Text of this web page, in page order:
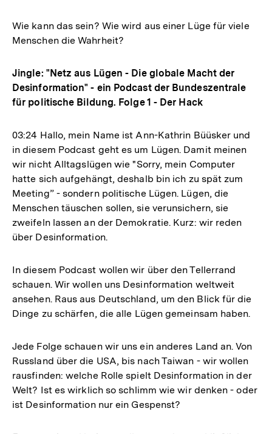
Wie kann das sein? Wie wird aus einer Lüge für viele
Menschen die Wahrheit?
Jingle: "Netz aus Lügen - Die globale Macht der
Desinformation" - ein Podcast der Bundeszentrale
für politische Bildung. Folge 1 - Der Hack
03:24 Hallo, mein Name ist Ann-Kathrin Büüsker und
in diesem Podcast geht es um Lügen. Damit meinen
wir nicht Alltagslügen wie "Sorry, mein Computer
hatte sich aufgehängt, deshalb bin ich zu spät zum
Meeting” - sondern politische Lügen. Lügen, die
Menschen täuschen sollen, sie verunsichern, sie
zweifeln lassen an der Demokratie. Kurz: wir reden
über Desinformation.
In diesem Podcast wollen wir über den Tellerrand
schauen. Wir wollen uns Desinformation weltweit
ansehen. Raus aus Deutschland, um den Blick für die
Dinge zu schärfen, die alle Lügen gemeinsam haben.
Jede Folge schauen wir uns ein anderes Land an. Von
Russland über die USA, bis nach Taiwan - wir wollen
rausfinden: welche Rolle spielt Desinformation in der
Welt? Ist es wirklich so schlimm wie wir denken - oder
ist Desinformation nur ein Gespenst?